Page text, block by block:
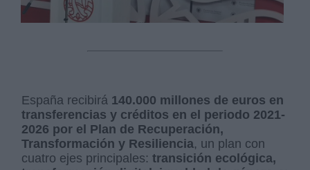
España recibirá 140.000 millones de euros en
transferencias y créditos en el periodo 2021-
2026 por el Plan de Recuperación,
Transformación y Resiliencia, un plan con
cuatro ejes principales:transición ecológica,